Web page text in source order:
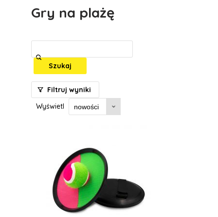
Gry na plażę
Szukaj
Filtruj wyniki
Wyświetl